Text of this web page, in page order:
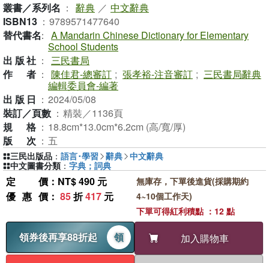
叢書／系列名 ： 辭典 ／ 中文辭典
ISBN13 ： 9789571477640
替代書名： A Mandarin Chinese Dictionary for Elementary
School Students
出版社 ： 三民書局
作者 ： 陳佳君-總審訂 ; 張孝裕-注音審訂 ; 三民書局辭典
編輯委員會-編著
出版日 ： 2024/05/08
裝訂／頁數 ： 精裝／1136頁
規格 ： 18.8cm*13.0cm*6.2cm (高/寬/厚)
版次 ： 五
定價 ：NT$ 490 元
優惠價 ： 85折417 元
領券後再享88折起 領 加入購物車
無庫存，下單後進貨(採購期約
4~10個工作天)
下單可得紅利積點 ：12 點
三民出版品 ： 語言･學習 辭典 中文辭典
中文圖書分類 ： 字典；詞典